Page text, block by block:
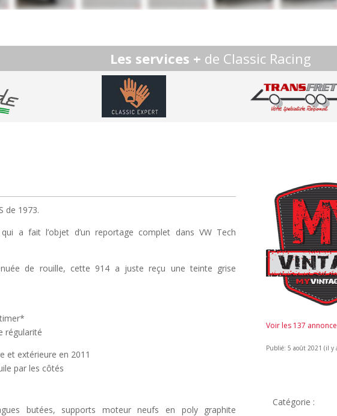
Les services + de Classic Racing
de 1973.
a fait l’objet d’un reportage complet dans VW Tech
de rouille, cette 914 a juste reçu une teinte grise
régularité
et extérieure en 2011
par les côtés
butées, supports moteur neufs en poly graphite
Voir les 137
Publié: 5 août 2021 (il y
Catégorie :